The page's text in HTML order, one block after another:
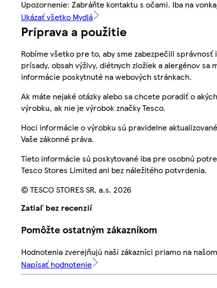
Upozornenie: Zabráňte kontaktu s očami. Iba na
Ukázať všetko Mydlá
Príprava a použitie
Robíme všetko pre to, aby sme zabezpečili
prísady, obsah výživy, diétnych zložiek a alergénov
informácie poskytnuté na webových stránkach.
Ak máte nejaké otázky alebo sa chcete poradiť o
výrobku, ak nie je výrobok značky Tesco.
Hoci informácie o výrobku sú pravidelne
Vaše zákonné práva.
Tieto informácie sú poskytované iba pre osobnú
Tesco Stores Limited ani bez náležitého potvrdenia.
© TESCO STORES SR, a.s. 2026
Zatiaľ bez recenzií
Pomôžte ostatným zákazníkom
Hodnotenia zverejňujú naši zákazníci priamo na
Napísať hodnotenie